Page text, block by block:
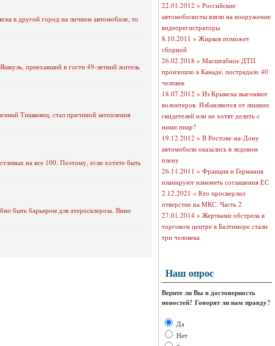
в другой город на личном автомобиле, то
приехавший в гости 49-летний житель
Тишковец, стал причиной затопления
на все 100. Поэтому, если хотите быть
быть барьером для атеросклероза. Вино
22.01.2012 » Российские
автомобилисты взяли на вооружение
видеорегистраторы
8.10.2011 » Жирков поможет
сборной
26.02.2018 » Масштабное ДТП
произошло в Канаде, пострадало 40
человек
18.07.2012 » Из Крымска выгоняют
волонтеров. Избавляются от лишних
свидетелей или не хотят делить с
ними пиар?
19.12.2012 » В Ростове-на-Дону
автомобили оказались в ледовом
плену
26.11.2011 » Франция и Германия
планируют изменить соглашения ЕС
2.12.2021 » Кто просверлил
отверстие на МКС. Часть 2
27.01.2014 » Жертвами обстрела в
торговом центре в Балтиморе стали
три человека
Наш опрос
Верите ли Вы в достоверность
новостей? Говорят ли нам правду?
Да
Нет